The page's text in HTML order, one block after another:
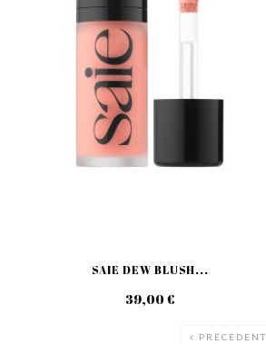
SAIE DEW BLUSH...
39,00 €
PRÉCÉDENT